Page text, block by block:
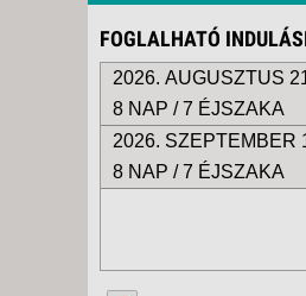
FOGLALHATÓ
2026. AUGUSZTUS
8 NAP / 7 ÉJSZAKA
2026. SZEPTEMBER
8 NAP / 7 ÉJSZAKA